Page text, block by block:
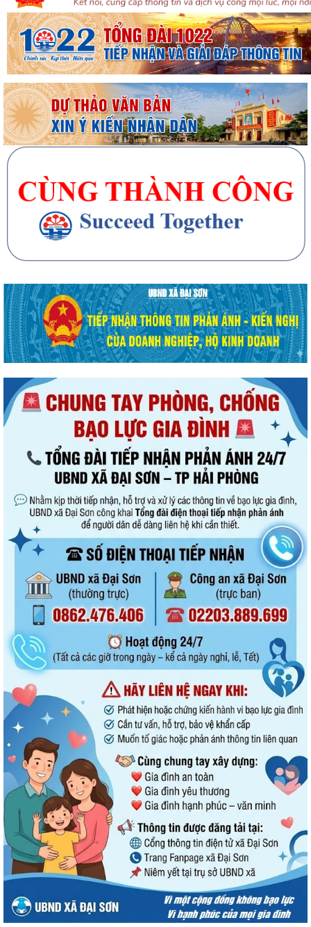
Đại Sơn trao 51 suất quà tặng nạn nhân chất độc da cam có hoàn
cảnh khó khăn
Doanh nghiệp kinh doanh lữ hành cần thực hiện đúng quy định về ký
quỹ theo pháp luật
QUYẾT ĐỊNH Về việc phân công Người phát ngôn và cung cấp thông tin
cho báo chí của Ủy ban nhân dân...
Tổ đại biểu HĐND thành phố số 14 tiếp xúc cử tri sau Kỳ họp thường lệ
giữa năm 2026
UBND xã Đại Sơn ban hành Quy chế xây dựng, quản lý và sử dụng
nghĩa trang nhân dân trên địa bàn xã
Công khai Quyết định Về việc ủy quyền cho Giám đốc Sở Y tế thực hiện
cấp, cấp lại giấy phép hoạt...
Xã Đại Sơn triển khai thực hiện Nghị quyết số 66.18/2026/NQ-CP của
Chính phủ về công tác phòng...